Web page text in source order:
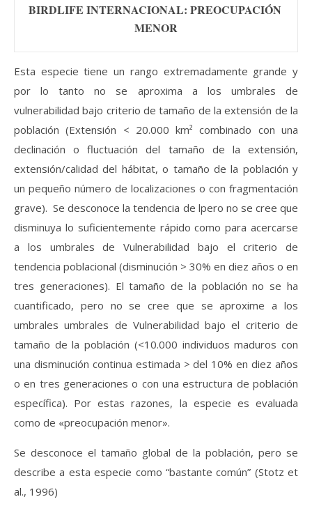
BIRDLIFE INTERNACIONAL: PREOCUPACIÓN
MENOR
Esta especie tiene un rango extremadamente grande y
por lo tanto no se aproxima a los umbrales de
vulnerabilidad bajo criterio de tamaño de la extensión de la
población (Extensión < 20.000 km² combinado con una
declinación o fluctuación del tamaño de la extensión,
extensión/calidad del hábitat, o tamaño de la población y
un pequeño número de localizaciones o con fragmentación
grave). Se desconoce la tendencia de lpero no se cree que
disminuya lo suficientemente rápido como para acercarse
a los umbrales de Vulnerabilidad bajo el criterio de
tendencia poblacional (disminución > 30% en diez años o en
tres generaciones). El tamaño de la población no se ha
cuantificado, pero no se cree que se aproxime a los
umbrales umbrales de Vulnerabilidad bajo el criterio de
tamaño de la población (<10.000 individuos maduros con
una disminución continua estimada > del 10% en diez años
o en tres generaciones o con una estructura de población
específica). Por estas razones, la especie es evaluada
como de «preocupación menor».
Se desconoce el tamaño global de la población, pero se
describe a esta especie como “bastante común” (Stotz et
al., 1996)